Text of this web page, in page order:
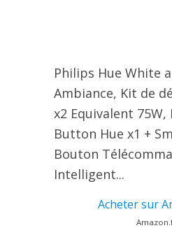
Philips Hue White
Ambiance, Kit de
x2 Equivalent
Button Hue x1 +
Bouton
Intelligent...
Acheter sur